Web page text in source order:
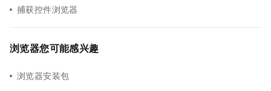
捕获控件浏览器
浏览器您可能感兴趣
浏览器安装包